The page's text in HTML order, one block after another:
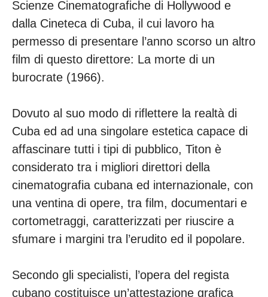
Scienze Cinematografiche di Hollywood e
dalla Cineteca di Cuba, il cui lavoro ha
permesso di presentare l’anno scorso un altro
film di questo direttore: La morte di un
burocrate (1966).
Dovuto al suo modo di riflettere la realtà di
Cuba ed ad una singolare estetica capace di
affascinare tutti i tipi di pubblico, Titon è
considerato tra i migliori direttori della
cinematografia cubana ed internazionale, con
una ventina di opere, tra film, documentari e
cortometraggi, caratterizzati per riuscire a
sfumare i margini tra l’erudito ed il popolare.
Secondo gli specialisti, l’opera del regista
cubano costituisce un’attestazione grafica